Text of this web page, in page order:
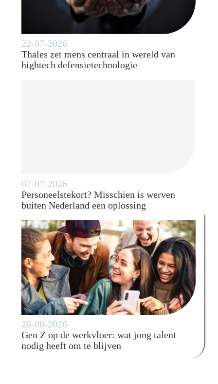
22-07-2026
Thales zet mens centraal in wereld van
hightech defensietechnologie
07-07-2026
Personeelstekort? Misschien is werven
buiten Nederland een oplossing
26-06-2026
Gen Z op de werkvloer: wat jong talent
nodig heeft om te blijven